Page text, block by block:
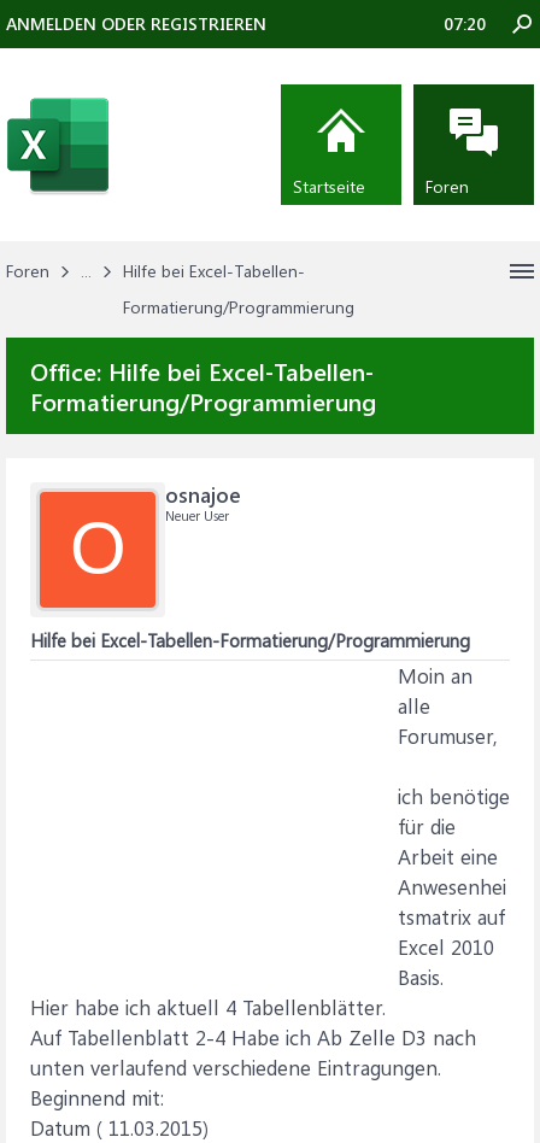
Foren ...
Hilfe bei Excel-Tabellen-
Formatierung/Programmierung
Office: Hilfe bei Excel-Tabellen-
Formatierung/Programmierung
O
osnajoe
Neuer User
Hilfe bei Excel-Tabellen-Formatierung/Programmierung
Moin an
alle
Forumuser,
ich benötige
für die
Arbeit eine
Anwesenhei
tsmatrix auf
Excel 2010
Basis.
Hier habe ich aktuell 4 Tabellenblätter.
Auf Tabellenblatt 2-4 Habe ich Ab Zelle D3 nach
unten verlaufend verschiedene Eintragungen.
Beginnend mit:
Datum ( 11.03.2015)
ANMELDEN ODER REGISTRIEREN 07:20
Startseite Foren